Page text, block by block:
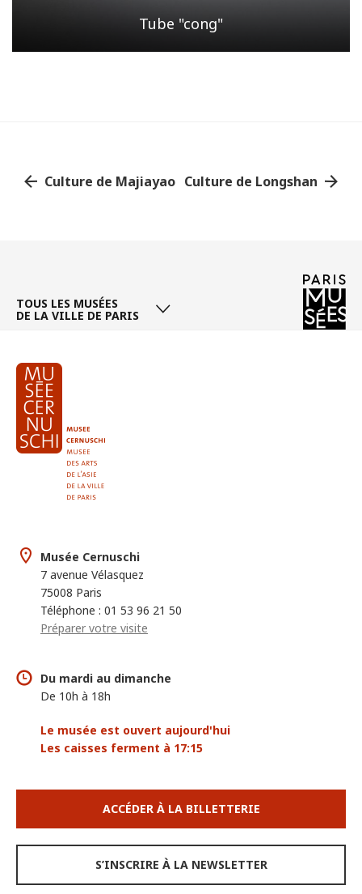
Tube "cong"
Culture de Majiayao Culture de Longshan
TOUS LES MUSÉES
DE LA VILLE DE PARIS
Musée Cernuschi
7 avenue Vélasquez
75008 Paris
Téléphone : 01 53 96 21 50
Préparer votre visite
Du mardi au dimanche
De 10h à 18h
Le musée est ouvert aujourd'hui
Les caisses ferment à 17:15
ACCÉDER À LA BILLETTERIE
S’INSCRIRE À LA NEWSLETTER